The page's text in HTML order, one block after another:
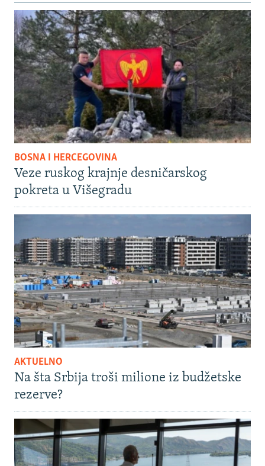
BOSNA I HERCEGOVINA
Veze ruskog krajnje desničarskog
pokreta u Višegradu
AKTUELNO
Na šta Srbija troši milione iz budžetske
rezerve?